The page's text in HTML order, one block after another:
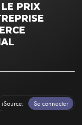
PRIX
iSource Se connecter